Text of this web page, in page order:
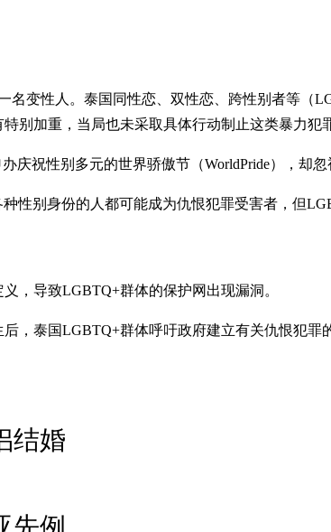
名变性人。泰国同性恋、双性恋、跨性别者等
别加重，当局也未采取具体行动制止这类暴力犯
庆祝性别多元的世界骄傲节（WorldPride），却
性别身份的人都可能成为仇恨犯罪受害者，但
，导致LGBTQ+群体的保护网出现漏洞。
，泰国LGBTQ+群体呼吁政府建立有关仇恨犯
结婚